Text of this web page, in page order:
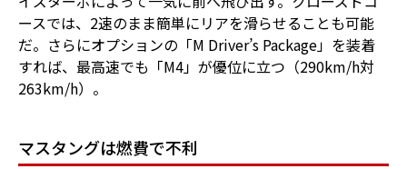
ースでは、2速のまま簡単にリアを滑らせることも可能
だ。さらにオプションの「M Driver’s Package」を装着
すれば、最高速でも「M4」が優位に立つ（290km/h対
263km/h）。
マスタングは燃費で不利